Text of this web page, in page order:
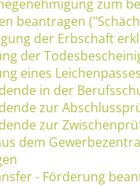
zum
beantragen
der Erbschaft
der
eines Leichenpasses
in der
zur
zur
dem
- Förderung